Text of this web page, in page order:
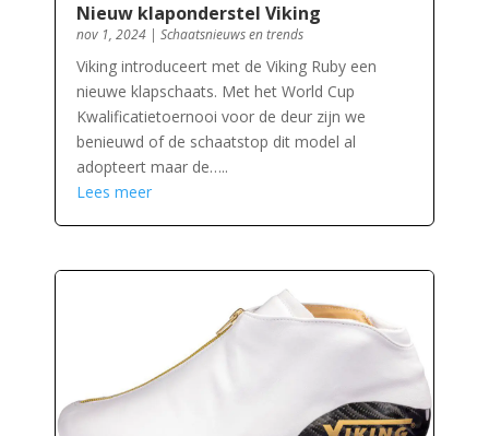
Nieuw klaponderstel Viking
nov 1, 2024| Schaatsnieuws en trends
Viking introduceert met de Viking Ruby een
nieuwe klapschaats. Met het World Cup
Kwalificatietoernooi voor de deur zijn we
benieuwd of de schaatstop dit model al
adopteert maar de…..
Lees meer